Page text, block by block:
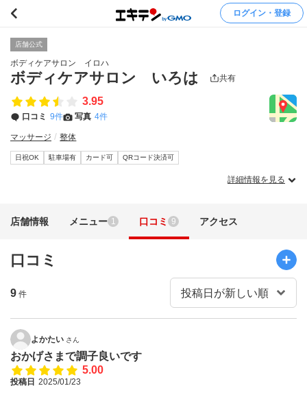
ログイン・登録
店舗公式
ボディケアサロン イロハ
ボディケアサロン いろは 共有
3.95
口コミ 9件 写真 4件
マッサージ 整体
日祝OK 駐車場有 カード可 QRコード決済可
詳細情報を見る
店舗情報 メニュー 1 口コミ 9 アクセス
口コミ
9 件
よかたい さん
おかげさまで調子良いです
5.00
投稿日 2025/01/23